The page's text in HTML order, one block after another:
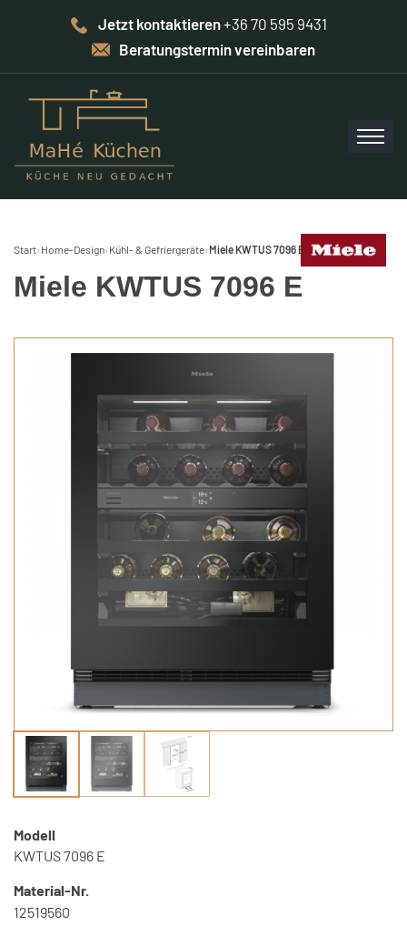
Jetzt kontaktieren+36 70 595 9431
Beratungstermin vereinbaren
Start› Home-Design› Kühl- & Gefriergeräte›Miele KWTUS 7096 E
Miele KWTUS 7096 E
Modell
KWTUS 7096 E
Material-Nr.
12519560